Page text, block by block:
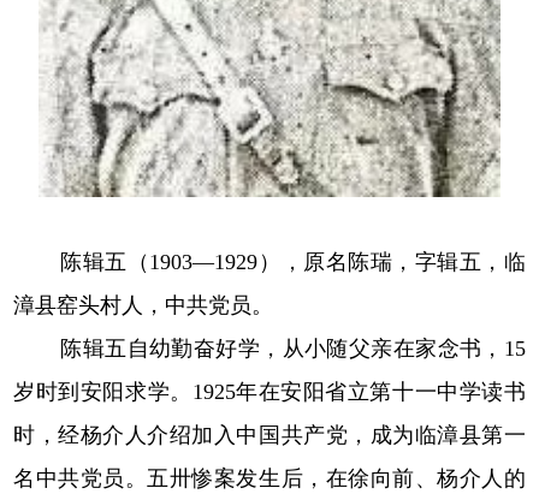
陈辑五（1903—1929），原名陈瑞，字辑五，临
漳县窑头村人，中共党员。
陈辑五自幼勤奋好学，从小随父亲在家念书，15
岁时到安阳求学。1925年在安阳省立第十一中学读书
时，经杨介人介绍加入中国共产党，成为临漳县第一
名中共党员。五卅惨案发生后，在徐向前、杨介人的